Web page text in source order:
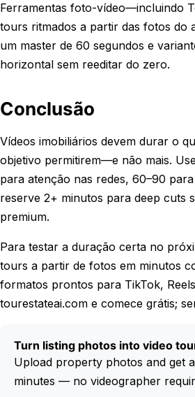
Ferramentas foto-vídeo—incluindo
tours ritmados a partir das fotos do
um master de 60 segundos e
horizontal sem reeditar do zero.
Conclusão
Vídeos imobiliários devem durar o
objetivo permitirem—e não mais.
para atenção nas redes, 60–90
reserve 2+ minutos para deep cuts
premium.
Para testar a duração certa no
tours a partir de fotos em minutos
formatos prontos para TikTok,
tourestateai.com e comece grátis;
Turn listing photos into video
Upload property photos and get
minutes — no videographer